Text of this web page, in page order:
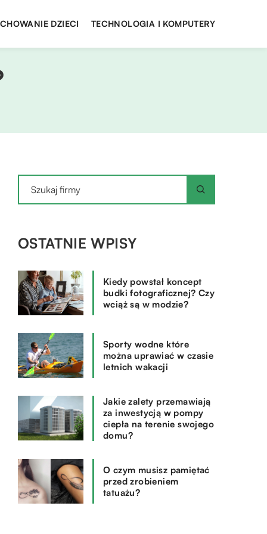
DZIECI TECHNOLOGIA I KOMPUTERY
OSTATNIE WPISY
Kiedy powstał koncept
budki fotograficznej? Czy
wciąż są w modzie?
Sporty wodne które
można uprawiać w czasie
letnich wakacji
Jakie zalety przemawiają
za inwestycją w pompy
ciepła na terenie swojego
domu?
O czym musisz pamiętać
przed zrobieniem
tatuażu?